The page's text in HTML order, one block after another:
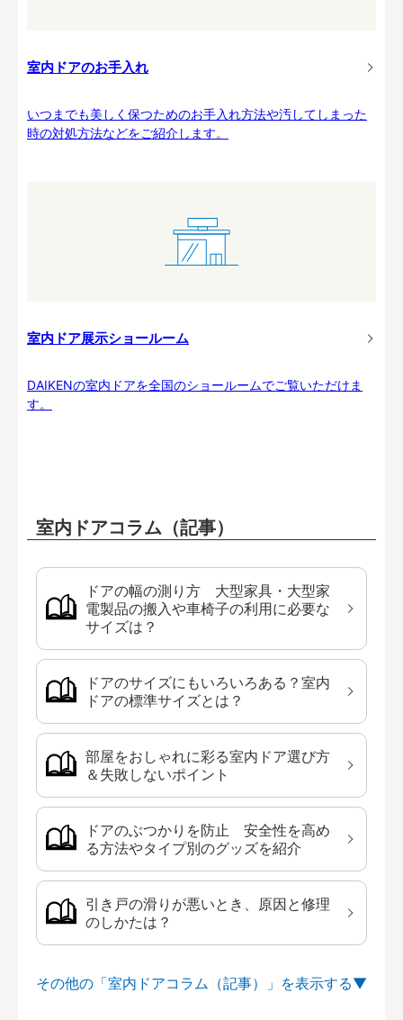
室内ドアのお手入れ
いつまでも美しく保つためのお手入れ方法や汚してしまった
時の対処方法などをご紹介します。
室内ドア展示ショールーム
DAIKENの室内ドアを全国のショールームでご覧いただけま
す。
室内ドアコラム（記事）
ドアの幅の測り方 大型家具・大型家
電製品の搬入や車椅子の利用に必要な
サイズは？
ドアのサイズにもいろいろある？室内
ドアの標準サイズとは？
部屋をおしゃれに彩る室内ドア選び方
＆失敗しないポイント
ドアのぶつかりを防止 安全性を高め
る方法やタイプ別のグッズを紹介
引き戸の滑りが悪いとき、原因と修理
のしかたは？
その他の「室内ドアコラム（記事）」を